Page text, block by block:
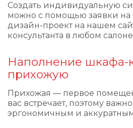
Создать индивидуальную
можно с помощью заявки на
дизайн-проект на нашем
консультанта в любом
Наполнение шкафа-
прихожую
Прихожая — первое
вас встречает, поэтому
эргономичным и